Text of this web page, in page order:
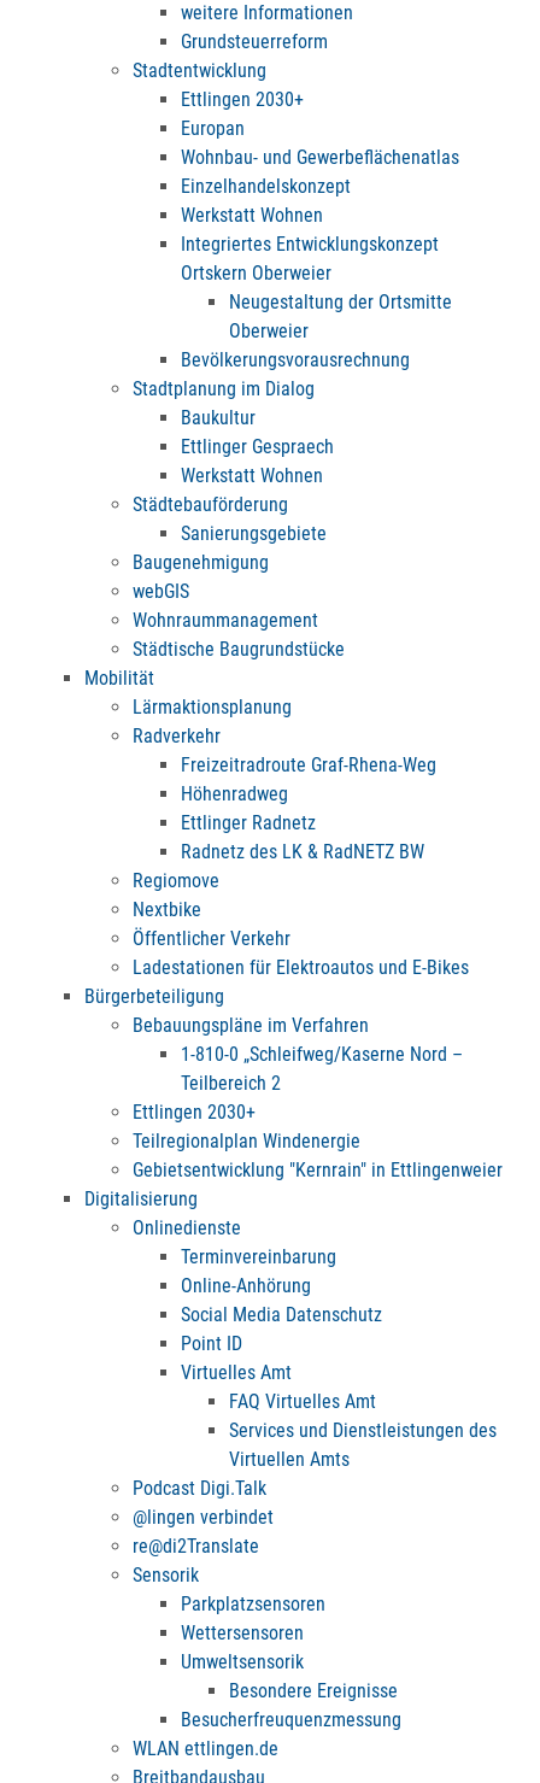
weitere Informationen
Grundsteuerreform
Stadtentwicklung
Ettlingen 2030+
Europan
Wohnbau- und Gewerbeflächenatlas
Einzelhandelskonzept
Werkstatt Wohnen
Integriertes Entwicklungskonzept
Ortskern Oberweier
Neugestaltung der Ortsmitte
Oberweier
Bevölkerungsvorausrechnung
Stadtplanung im Dialog
Baukultur
Ettlinger Gespraech
Werkstatt Wohnen
Städtebauförderung
Sanierungsgebiete
Baugenehmigung
webGIS
Wohnraummanagement
Städtische Baugrundstücke
Mobilität
Lärmaktionsplanung
Radverkehr
Freizeitradroute Graf-Rhena-Weg
Höhenradweg
Ettlinger Radnetz
Radnetz des LK & RadNETZ BW
Regiomove
Nextbike
Öffentlicher Verkehr
Ladestationen für Elektroautos und E-Bikes
Bürgerbeteiligung
Bebauungspläne im Verfahren
1-810-0 „Schleifweg/Kaserne Nord –
Teilbereich 2
Ettlingen 2030+
Teilregionalplan Windenergie
Gebietsentwicklung "Kernrain" in Ettlingenweier
Digitalisierung
Onlinedienste
Terminvereinbarung
Online-Anhörung
Social Media Datenschutz
Point ID
Virtuelles Amt
FAQ Virtuelles Amt
Services und Dienstleistungen des
Virtuellen Amts
Podcast Digi.Talk
@lingen verbindet
re@di2Translate
Sensorik
Parkplatzsensoren
Wettersensoren
Umweltsensorik
Besondere Ereignisse
Besucherfreuquenzmessung
WLAN ettlingen.de
Breitbandausbau